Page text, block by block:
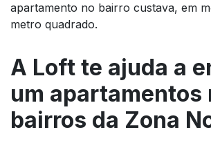
apartamento no bairro custava, em
metro quadrado.
A Loft te ajuda a
um apartamentos
bairros da Zona